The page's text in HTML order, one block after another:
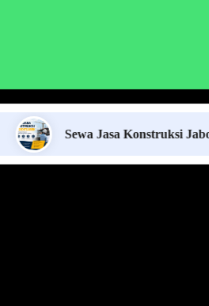
Sewa Jasa Konstruksi Jabodetabek